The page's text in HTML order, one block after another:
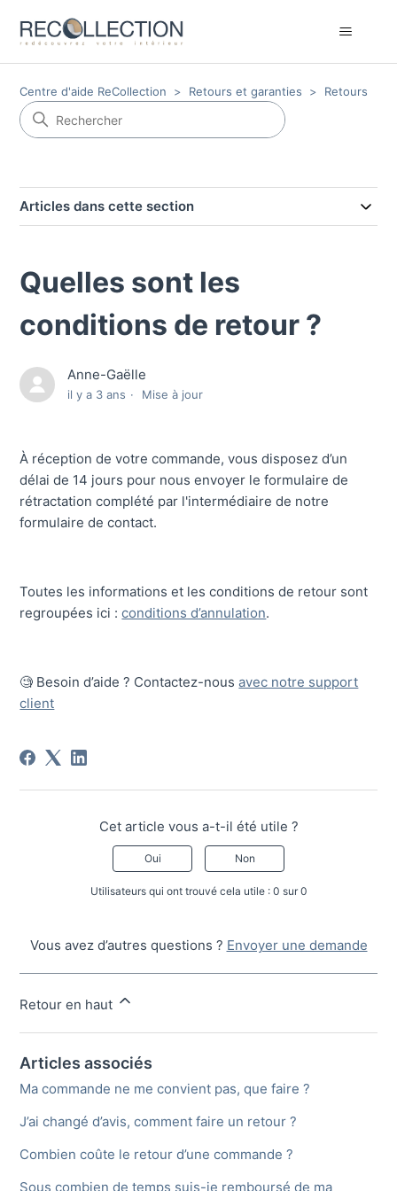
Centre d'aide ReCollection Retours et garanties Retours
Articles dans cette section
Quelles sont les
conditions de retour ?
Anne-Gaëlle
il y a 3 ans Mise à jour
À réception de votre commande, vous disposez d’un
délai de 14 jours pour nous envoyer le formulaire de
rétractation complété par l'intermédiaire de notre
formulaire de contact.
Toutes les informations et les conditions de retour sont
regroupées ici :conditions d’annulation.
🧐 Besoin d’aide ? Contactez-nousavec notre support
client
Cet article vous a-t-il été utile ?
Oui Non
Utilisateurs qui ont trouvé cela utile : 0 sur 0
Vous avez d’autres questions ? Envoyer une demande
Retour en haut
Articles associés
Ma commande ne me convient pas, que faire ?
J’ai changé d’avis, comment faire un retour ?
Combien coûte le retour d’une commande ?
Sous combien de temps suis-je remboursé de ma